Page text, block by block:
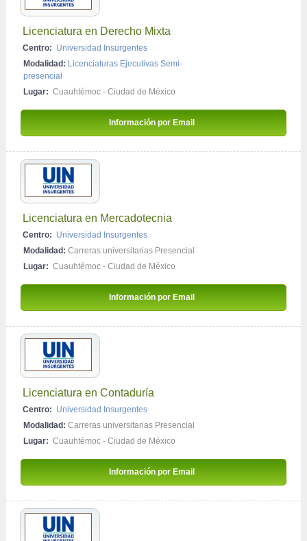
Licenciatura en Derecho Mixta
Centro: Universidad Insurgentes
Modalidad: Licenciaturas Ejecutivas Semi-
presencial
Lugar: Cuauhtémoc - Ciudad de México
Información por Email
Licenciatura en Mercadotecnia
Centro: Universidad Insurgentes
Modalidad: Carreras universitarias Presencial
Lugar: Cuauhtémoc - Ciudad de México
Información por Email
Licenciatura en Contaduría
Centro: Universidad Insurgentes
Modalidad: Carreras universitarias Presencial
Lugar: Cuauhtémoc - Ciudad de México
Información por Email